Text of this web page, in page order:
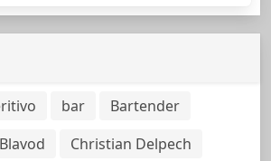
bar
Bartender
Blavod
Christian Delpech